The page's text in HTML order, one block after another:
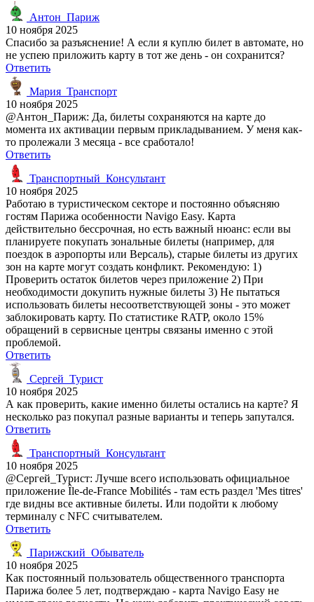
Антон_Париж
10 ноября 2025
Спасибо за разъяснение! А если я куплю билет в автомате, но
не успею приложить карту в тот же день - он сохранится?
Ответить
Мария_Транспорт
10 ноября 2025
@Антон_Париж: Да, билеты сохраняются на карте до
момента их активации первым прикладыванием. У меня как-
то пролежали 3 месяца - все сработало!
Ответить
Транспортный_Консультант
10 ноября 2025
Работаю в туристическом секторе и постоянно объясняю
гостям Парижа особенности Navigo Easy. Карта
действительно бессрочная, но есть важный нюанс: если вы
планируете покупать зональные билеты (например, для
поездок в аэропорты или Версаль), старые билеты из других
зон на карте могут создать конфликт. Рекомендую: 1)
Проверить остаток билетов через приложение 2) При
необходимости докупить нужные билеты 3) Не пытаться
использовать билеты несоответствующей зоны - это может
заблокировать карту. По статистике RATP, около 15%
обращений в сервисные центры связаны именно с этой
проблемой.
Ответить
Сергей_Турист
10 ноября 2025
А как проверить, какие именно билеты остались на карте? Я
несколько раз покупал разные варианты и теперь запутался.
Ответить
Транспортный_Консультант
10 ноября 2025
@Сергей_Турист: Лучше всего использовать официальное
приложение Île-de-France Mobilités - там есть раздел 'Mes titres'
где видны все активные билеты. Или подойти к любому
терминалу с NFC считывателем.
Ответить
Парижский_Обыватель
10 ноября 2025
Как постоянный пользователь общественного транспорта
Парижа более 5 лет, подтверждаю - карта Navigo Easy не